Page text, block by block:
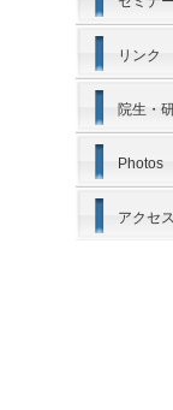
リンク
院生・
Photos
アクセス